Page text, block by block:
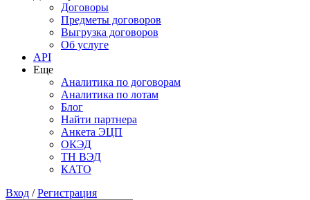
Договоры
Предметы договоров
Выгрузка договоров
Об услуге
API
Еще
Аналитика по договорам
Аналитика по лотам
Блог
Найти партнера
Анкета ЭЦП
ОКЭД
ТН ВЭД
КАТО
Вход /Регистрация